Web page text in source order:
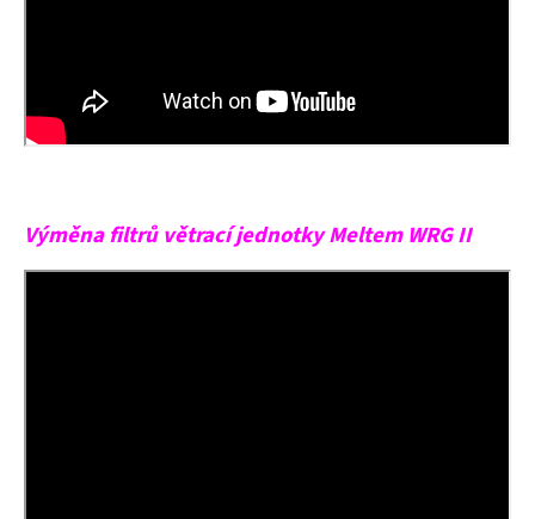
Výměna filtrů větrací jednotky Meltem WRG II